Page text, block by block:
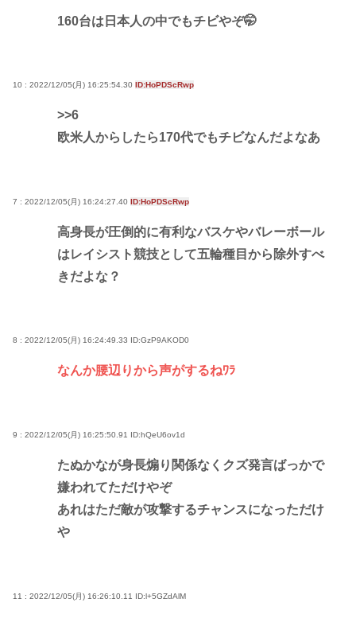
160台は日本人の中でもチビやぞ🤭
10 : 2022/12/05(月) 16:25:54.30 ID:HoPDScRwp
>>6
欧米人からしたら170代でもチビなんだよなあ
7 : 2022/12/05(月) 16:24:27.40 ID:HoPDScRwp
高身長が圧倒的に有利なバスケやバレーボール
はレイシスト競技として五輪種目から除外すべ
きだよな？
8 : 2022/12/05(月) 16:24:49.33 ID:GzP9AKOD0
なんか腰辺りから声がするねﾜﾗ
9 : 2022/12/05(月) 16:25:50.91 ID:hQeU6ov1d
たぬかなが身長煽り関係なくクズ発言ばっかで
嫌われてただけやぞ
あれはただ敵が攻撃するチャンスになっただけ
や
11 : 2022/12/05(月) 16:26:10.11 ID:l+5GZdAlM